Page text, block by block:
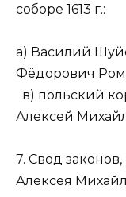
соборе 1613 г.:
а) Василий
в) польский
Алексей
7. Свод
Алексея